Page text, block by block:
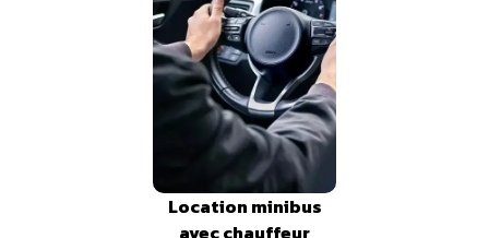
Location minibus
avec chauffeur